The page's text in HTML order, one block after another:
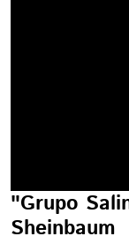
"Grupo
Sheinbaum